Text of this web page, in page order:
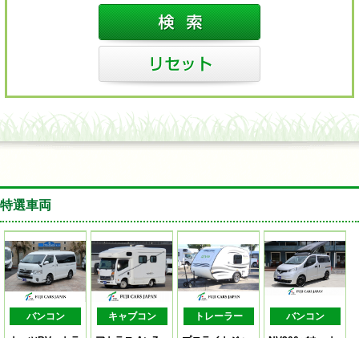
特選車両
バンコン キャブコン トレーラー バンコン